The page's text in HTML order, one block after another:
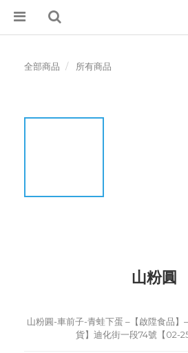
全部商品 所有商品
山粉圓
山粉圓-車前子-青蛙下蛋 –【啟陞食品】
貨】迪化街一段74號【02-